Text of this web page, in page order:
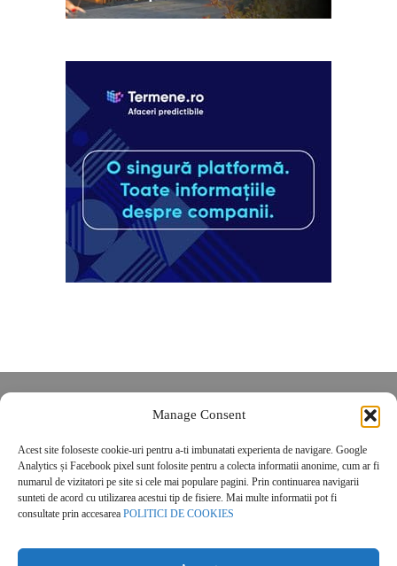
Manage Consent
Acest site foloseste cookie-uri pentru a-ti imbunatati experienta de navigare. Google
Analytics și Facebook pixel sunt folosite pentru a colecta informatii anonime, cum ar fi
numarul de vizitatori pe site si cele mai populare pagini. Prin continuarea navigarii
sunteti de acord cu utilizarea acestui tip de fisiere. Mai multe informatii pot fi
consultate prin accesarea POLITICI DE COOKIES
POLITICĂ DE CONFIDENȚIALITATE
Politica de cookies